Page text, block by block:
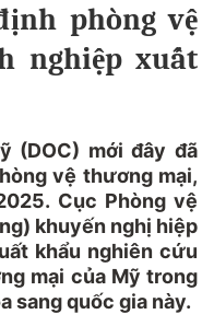
phòng vệ
nghiệp xuất
(DOC) mới đây đã
vệ thương mại,
Cục Phòng vệ
khuyến nghị hiệp
khẩu nghiên cứu
mại của Mỹ trong
sang quốc gia này.